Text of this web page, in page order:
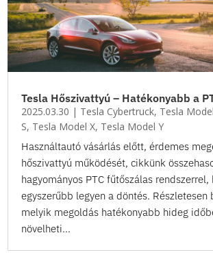
Tesla Hőszivattyú – Hatékonyabb a
2025.03.30 | Tesla Cybertruck, Tesla
S, Tesla Model X, Tesla Model Y
Használtautó vásárlás előtt, érdemes
hőszivattyú működését, cikkünk
hagyományos PTC fűtőszálas rendszerrel,
egyszerűbb legyen a döntés. Részletesen
melyik megoldás hatékonyabb hideg
növelheti...